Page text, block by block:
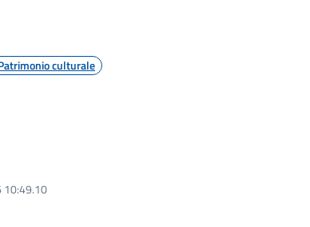
culturale